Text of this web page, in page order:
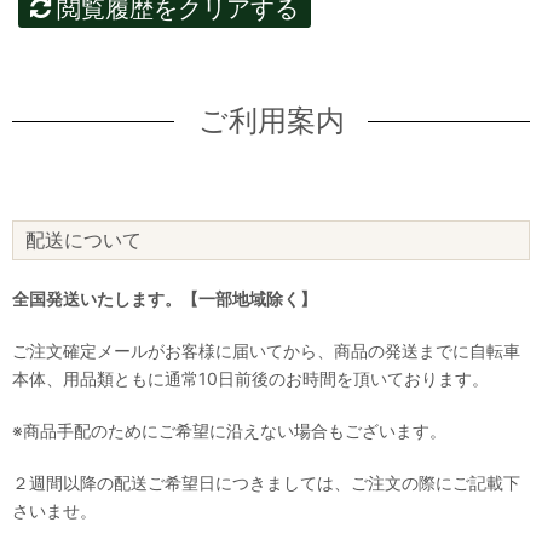
閲覧履歴をクリアする
ご利用案内
配送について
全国発送いたします。【一部地域除く】
ご注文確定メールがお客様に届いてから、商品の発送までに自転車
本体、用品類ともに通常10日前後のお時間を頂いております。
※商品手配のためにご希望に沿えない場合もございます。
２週間以降の配送ご希望日につきましては、ご注文の際にご記載下
さいませ。